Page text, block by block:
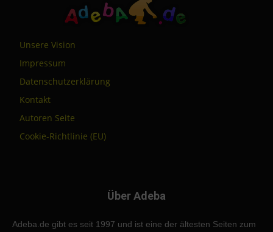
Unsere Vision
Impressum
Datenschutzerklärung
Kontakt
Autoren Seite
Cookie-Richtlinie (EU)
Über Adeba
Adeba.de gibt es seit 1997 und ist eine der ältesten Seiten zum